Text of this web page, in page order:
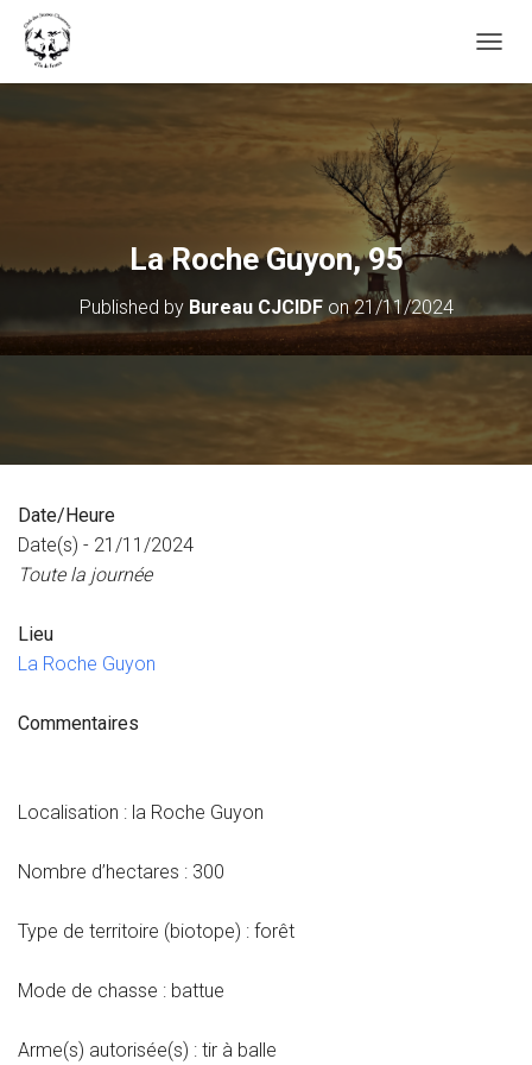
La Roche Guyon, 95
Published by Bureau CJCIDFon21/11/2024
Date/Heure
Date(s) - 21/11/2024
Toute la journée
Lieu
La Roche Guyon
Commentaires
Localisation : la Roche Guyon
Nombre d’hectares : 300
Type de territoire (biotope) : forêt
Mode de chasse : battue
Arme(s) autorisée(s) : tir à balle